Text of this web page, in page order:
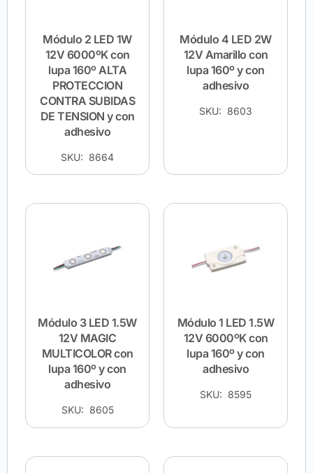
Módulo 2 LED 1W
12V 6000ºK con
lupa 160º ALTA
PROTECCION
CONTRA SUBIDAS
DE TENSION y con
adhesivo
SKU: 8664
Módulo 4 LED 2W
12V Amarillo con
lupa 160º y con
adhesivo
SKU: 8603
Módulo 3 LED 1.5W
12V MAGIC
MULTICOLOR con
lupa 160º y con
adhesivo
SKU: 8605
Módulo 1 LED 1.5W
12V 6000ºK con
lupa 160º y con
adhesivo
SKU: 8595